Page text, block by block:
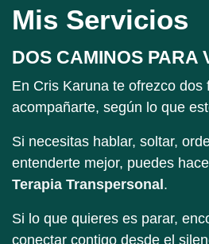
Mis Servicios
DOS CAMINOS PARA
En Cris Karuna te ofrezco dos
según lo que estés buscando:
Si necesitas hablar, soltar,
entenderte mejor, puedes
Terapia Transpersonal.
Si lo que quieres es parar,